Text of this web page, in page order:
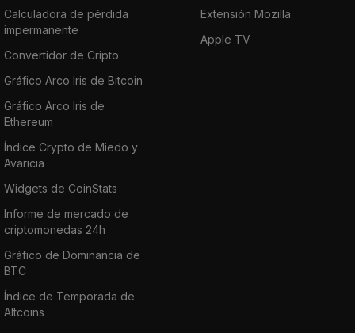
Calculadora de pérdida
impermanente
Convertidor de Cripto
Gráfico Arco Iris de Bitcoin
Gráfico Arco Iris de
Ethereum
Índice Crypto de Miedo y
Avaricia
Widgets de CoinStats
Informe de mercado de
criptomonedas 24h
Gráfico de Dominancia de
BTC
Índice de Temporada de
Altcoins
Extensión Mozilla
Apple TV